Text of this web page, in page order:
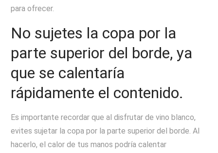
para ofrecer.
No sujetes la copa por la
parte superior del borde, ya
que se calentaría
rápidamente el contenido.
Es importante recordar que al disfrutar de vino blanco,
evites sujetar la copa por la parte superior del borde. Al
hacerlo, el calor de tus manos podría calentar